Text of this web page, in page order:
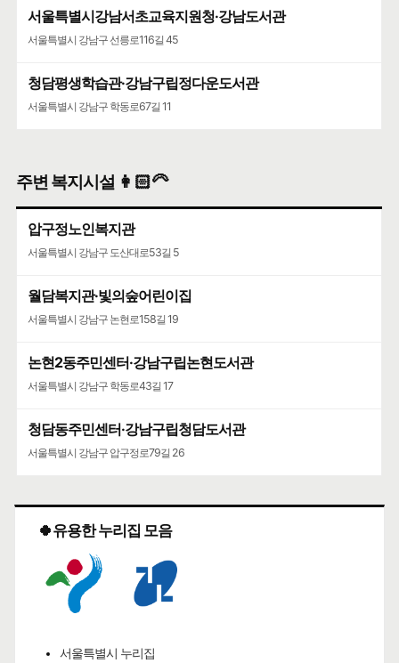
서울특별시강남서초교육지원청·강남도서관
서울특별시 강남구 선릉로116길 45
청담평생학습관·강남구립정다운도서관
서울특별시 강남구 학동로67길 11
주변 복지시설 👩🏻‍🦳
압구정노인복지관
서울특별시 강남구 도산대로53길 5
월담복지관·빛의숲어린이집
서울특별시 강남구 논현로158길 19
논현2동주민센터·강남구립논현도서관
서울특별시 강남구 학동로43길 17
청담동주민센터·강남구립청담도서관
서울특별시 강남구 압구정로79길 26
🍀유용한 누리집 모음
서울특별시 누리집